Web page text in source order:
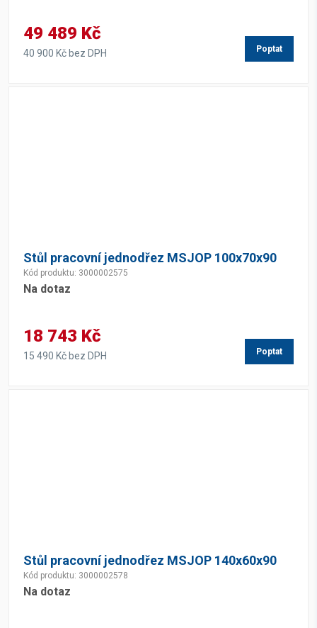
49 489 Kč
40 900 Kč bez DPH Poptat
Stůl pracovní jednodřez MSJOP 100x70x90
Kód produktu: 3000002575
Na dotaz
18 743 Kč
15 490 Kč bez DPH Poptat
Stůl pracovní jednodřez MSJOP 140x60x90
Kód produktu: 3000002578
Na dotaz